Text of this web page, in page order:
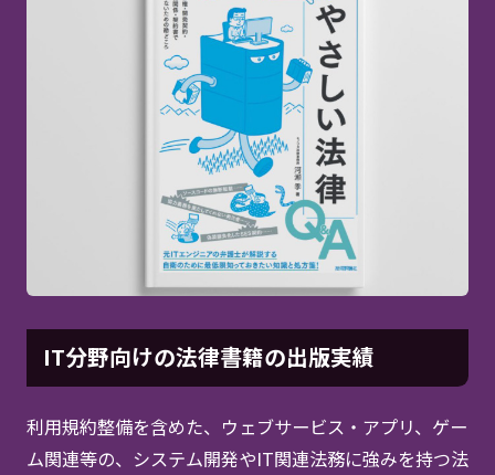
IT分野向けの法律書籍の出版実績
利用規約整備を含めた、ウェブサービス・アプリ、ゲー
ム関連等の、システム開発やIT関連法務に強みを持つ法